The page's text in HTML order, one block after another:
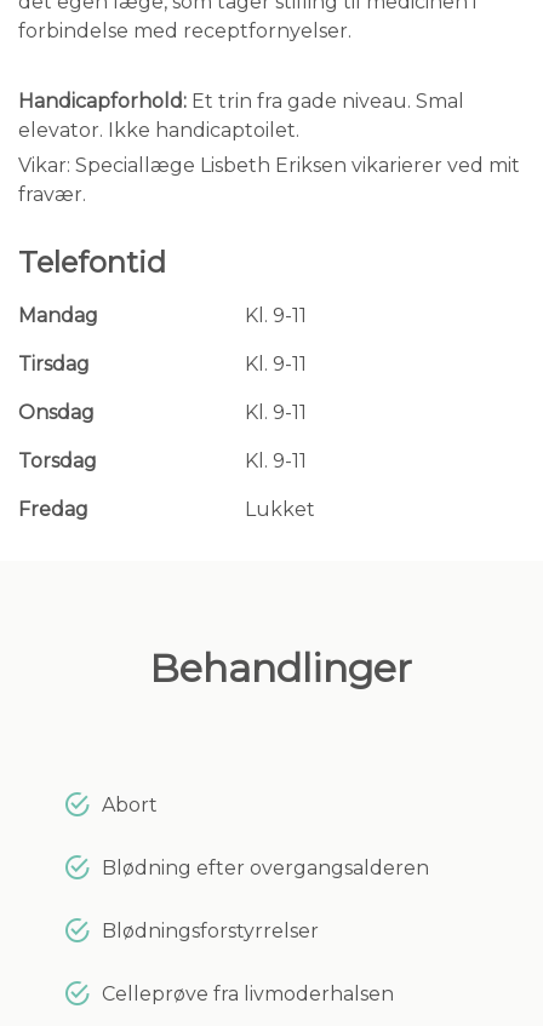
forbindelse med receptfornyelser.
Handicapforhold: Et trin fra gade niveau. Smal
elevator. Ikke handicaptoilet.
Vikar: Speciallæge Lisbeth Eriksen vikarierer ved mit
fravær.
Telefontid
Mandag Kl. 9-11
Tirsdag Kl. 9-11
Onsdag Kl. 9-11
Torsdag Kl. 9-11
Fredag Lukket
Behandlinger
Abort
Blødning efter overgangsalderen
Blødningsforstyrrelser
Celleprøve fra livmoderhalsen